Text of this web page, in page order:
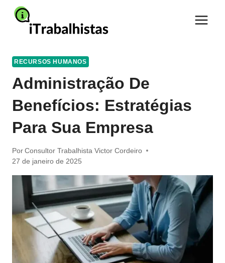
Pular
para
RECURSOS HUMANOS
Administração De
Benefícios: Estratégias
Para Sua Empresa
Por Consultor Trabalhista Victor Cordeiro
27 de janeiro de 2025